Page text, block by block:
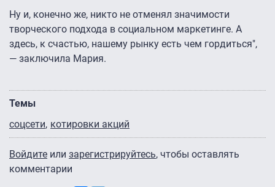
Ну и, конечно же, никто не отменял значимости
творческого подхода в социальном маркетинге. А
здесь, к счастью, нашему рынку есть чем гордиться",
— заключила Мария.
Темы
соцсети котировки акций
Войдите или зарегистрируйтесь, чтобы оставлять
комментарии